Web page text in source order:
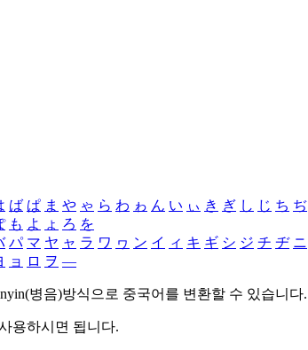
ば ぱ ま や ゃ ら わ ゎ ん い ぃ き ぎ し じ ち ぢ
も よ ょ ろ を
パ マ ヤ ャ ラ ワ ヮ ン イ ィ キ ギ シ ジ チ ヂ ニ
ョ ロ ヲ ―
병음)방식으로 중국어를 변환할 수 있습니다.
용하시면 됩니다.